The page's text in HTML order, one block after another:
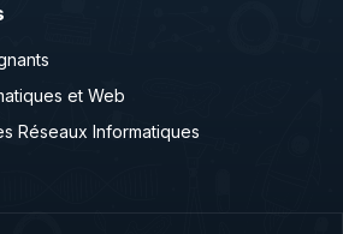
et Web
Réseaux Informatiques